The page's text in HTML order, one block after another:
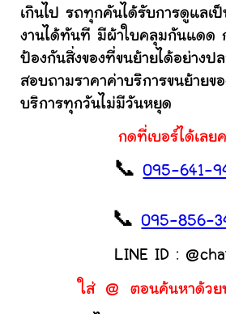
เกินไป รถทุกคันได้รับการดูแลเ
งานได้ทันที มีผ้าใบคลุมกันแดด
ป้องกันสิ่งของที่ขนย้ายได้อย่าง
สอบถามราคาค่าบริการขนย้ายข
บริการทุกวันไม่มีวันหยุด
กดที่เบอร์ได้เลย
📞095-641-
📞095-856-
LINE ID :
ใส่ @ ตอนค้นหาด้วย